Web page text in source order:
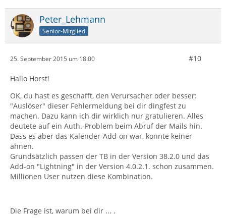
Peter_Lehmann
Senior-Mitglied
25. September 2015 um 18:00 #10
Hallo Horst!
OK, du hast es geschafft, den Verursacher oder besser:
"Auslöser" dieser Fehlermeldung bei dir dingfest zu
machen. Dazu kann ich dir wirklich nur gratulieren. Alles
deutete auf ein Auth.-Problem beim Abruf der Mails hin.
Dass es aber das Kalender-Add-on war, konnte keiner
ahnen.
Grundsätzlich passen der TB in der Version 38.2.0 und das
Add-on "Lightning" in der Version 4.0.2.1. schon zusammen.
Millionen User nutzen diese Kombination.
Die Frage ist, warum bei dir ... .